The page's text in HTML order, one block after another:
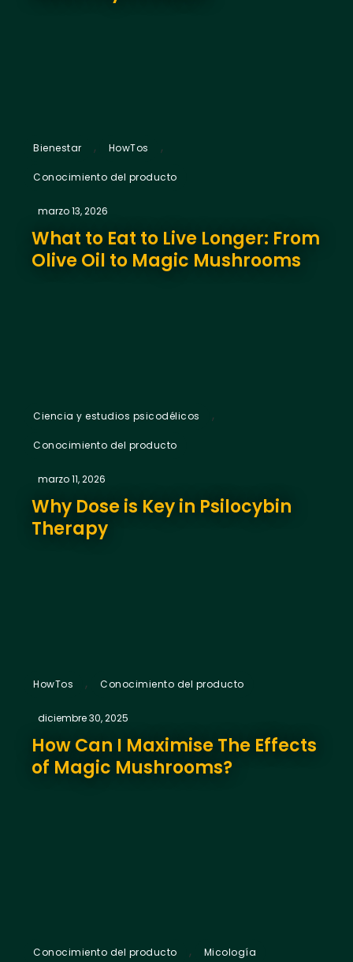
Bienestar , HowTos ,
Conocimiento del producto
marzo 13, 2026
What to Eat to Live Longer: From
Olive Oil to Magic Mushrooms
Ciencia y estudios psicodélicos ,
Conocimiento del producto
marzo 11, 2026
Why Dose is Key in Psilocybin
Therapy
HowTos , Conocimiento del producto
diciembre 30, 2025
How Can I Maximise The Effects
of Magic Mushrooms?
Conocimiento del producto , Micología